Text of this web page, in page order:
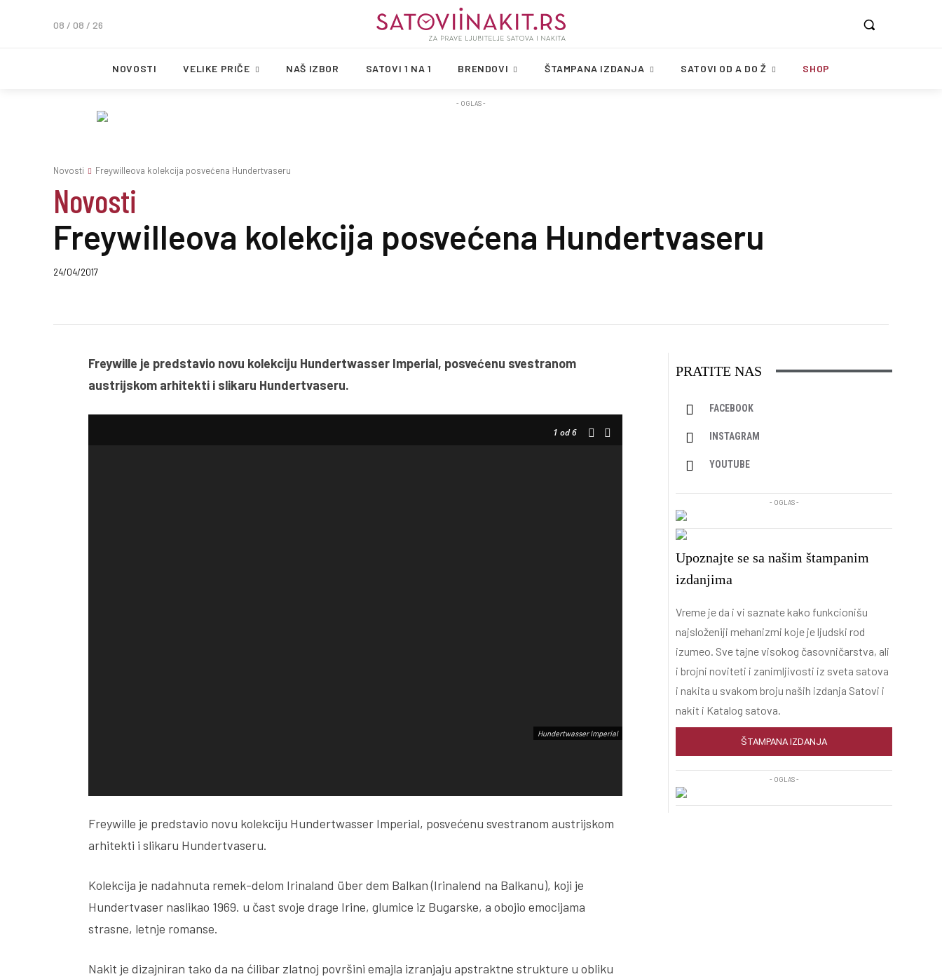
08 / 08 / 26
NOVOSTI VELIKE PRIČE NAŠ IZBOR SATOVI 1 NA 1 BRENDOVI ŠTAMPANA IZDANJA SATOVI OD A DO Ž SHOP
- OGLAS -
Novosti Freywilleova kolekcija posvećena Hundertvaseru
Novosti
Freywilleova kolekcija posvećena Hundertvaseru
24/04/2017
Freywille je predstavio novu kolekciju Hundertwasser Imperial, posvećenu svestranom
austrijskom arhitekti i slikaru Hundertvaseru.
1 od 6
Hundertwasser Imperial
Freywille je predstavio novu kolekciju Hundertwasser Imperial, posvećenu svestranom austrijskom
arhitekti i slikaru Hundertvaseru.
Kolekcija je nadahnuta remek-delom Irinaland über dem Balkan (Irinalend na Balkanu), koji je
Hundertvaser naslikao 1969. u čast svoje drage Irine, glumice iz Bugarske, a obojio emocijama
strasne, letnje romanse.
Nakit je dizajniran tako da na ćilibar zlatnoj površini emajla izranjaju apstraktne strukture u obliku
PRATITE NAS
FACEBOOK
INSTAGRAM
YOUTUBE
- OGLAS -
Upoznajte se sa našim štampanim
izdanjima
Vreme je da i vi saznate kako funkcionišu
najsloženiji mehanizmi koje je ljudski rod
izumeo. Sve tajne visokog časovničarstva, ali
i brojni noviteti i zanimljivosti iz sveta satova
i nakita u svakom broju naših izdanja Satovi i
nakit i Katalog satova.
ŠTAMPANA IZDANJA
- OGLAS -